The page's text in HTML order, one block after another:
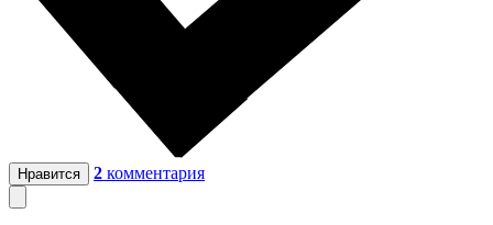
Нравится 2 комментария